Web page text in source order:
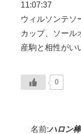
11:07:37
ウィルソンテソ
カップ、ソール
産駒と相性がい
0
名前:ハロン